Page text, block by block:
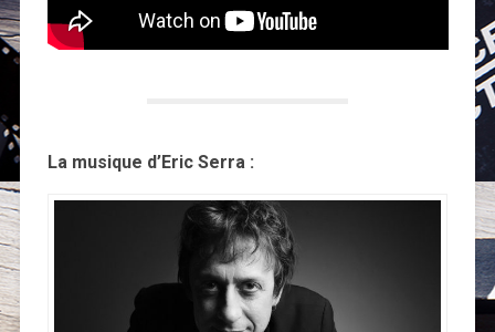
La musique d’Eric Serra :